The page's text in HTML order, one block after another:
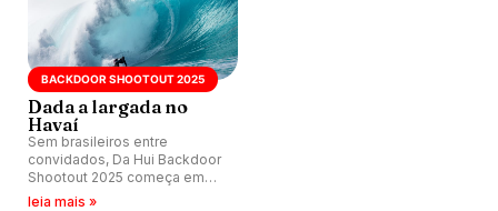
BACKDOOR SHOOTOUT 2025
Dada a largada no
Havaí
Sem brasileiros entre
convidados, Da Hui Backdoor
Shootout 2025 começa em
fim de semana de boas
leia mais »